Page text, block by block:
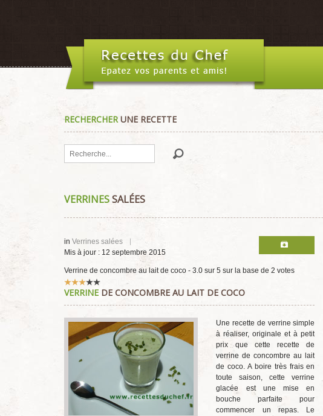
RECHERCHERUNE RECETTE
Rechercher
VERRINESSALÉES
in Verrines salées
Mis à jour : 12 septembre 2015
Verrine de concombre au lait de coco - 3.0 sur 5 sur la base de 2 votes
Vote
utilisateur: 3/5
VERRINE DE CONCOMBRE AU LAIT DE COCO
Une recette de verrine simple
à réaliser, originale et à petit
prix que cette recette de
verrine de concombre au lait
de coco. A boire très frais en
toute saison, cette verrine
glacée est une mise en
bouche parfaite pour
commencer un repas. Le